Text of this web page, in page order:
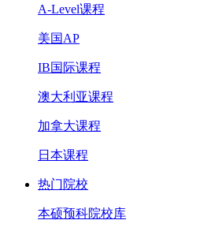
A-Level课程
美国AP
IB国际课程
澳大利亚课程
加拿大课程
日本课程
热门院校
本硕预科院校库